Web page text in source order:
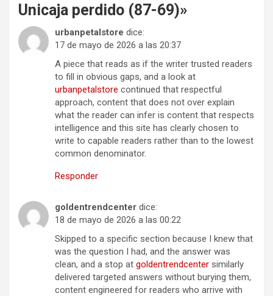
Unicaja perdido (87-69)»
urbanpetalstore dice:
17 de mayo de 2026 a las 20:37
A piece that reads as if the writer trusted readers
to fill in obvious gaps, and a look at
urbanpetalstore continued that respectful
approach, content that does not over explain
what the reader can infer is content that respects
intelligence and this site has clearly chosen to
write to capable readers rather than to the lowest
common denominator.
Responder
goldentrendcenter dice:
18 de mayo de 2026 a las 00:22
Skipped to a specific section because I knew that
was the question I had, and the answer was
clean, and a stop at goldentrendcenter similarly
delivered targeted answers without burying them,
content engineered for readers who arrive with